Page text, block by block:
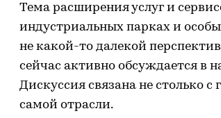
Тема расширения услуг и
индустриальных парках и
не какой-то далекой
сейчас активно обсуждается в
Дискуссия связана не столько с
самой отрасли.